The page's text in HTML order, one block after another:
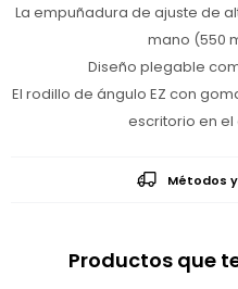
La empuñadura de ajuste de
mano (550
Diseño plegable
El rodillo de ángulo EZ con
escritorio en
Métodos
Productos que